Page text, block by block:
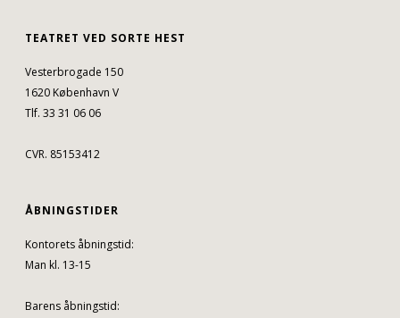
TEATRET VED SORTE HEST
Vesterbrogade 150
1620 København V
Tlf. 33 31 06 06
CVR. 85153412
ÅBNINGSTIDER
Kontorets åbningstid:
Man kl. 13-15
Barens åbningstid: